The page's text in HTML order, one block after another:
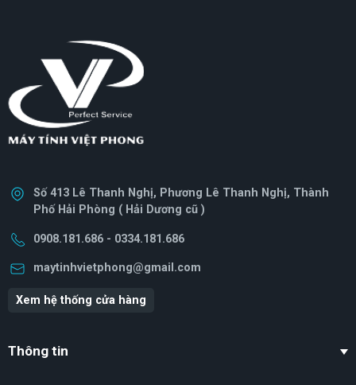
Số 413 Lê Thanh Nghị, Phương Lê Thanh Nghị, Thành
Phố Hải Phòng ( Hải Dương cũ )
0908.181.686 - 0334.181.686
maytinhvietphong@gmail.com
Xem hệ thống cửa hàng
Thông tin